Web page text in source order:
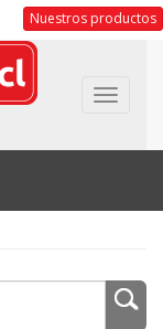
Nuestros productos
Toggle